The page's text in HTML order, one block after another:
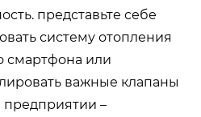
представьте себе
систему отопления
смартфона или
важные клапаны
–